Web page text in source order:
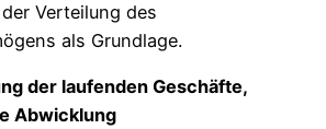
Verteilung des
als Grundlage.
der laufenden Geschäfte,
Abwicklung